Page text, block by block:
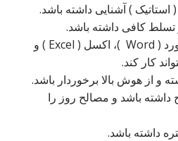
) آشنایی داشته باشد.
و تسلط کافی داشته باشد.
حد اقل با برنامه های ورد ( Word )، اکسل ( Excel ) و
و از هوش بالا برخوردار باشد.
داشته باشد و مصالح روز را
داشته باشد.